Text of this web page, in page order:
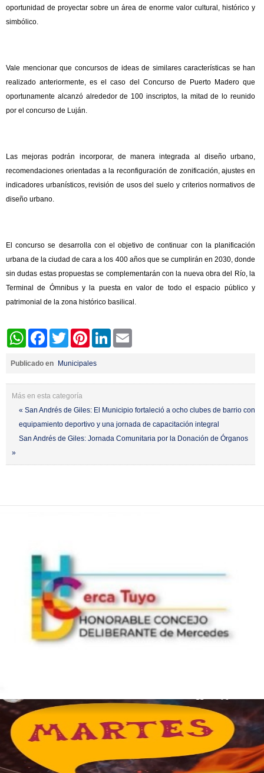
oportunidad de proyectar sobre un área de enorme valor cultural, histórico y
simbólico.
Vale mencionar que concursos de ideas de similares características se han
realizado anteriormente, es el caso del Concurso de Puerto Madero que
oportunamente alcanzó alrededor de 100 inscriptos, la mitad de lo reunido
por el concurso de Luján.
Las mejoras podrán incorporar, de manera integrada al diseño urbano,
recomendaciones orientadas a la reconfiguración de zonificación, ajustes en
indicadores urbanísticos, revisión de usos del suelo y criterios normativos de
diseño urbano.
El concurso se desarrolla con el objetivo de continuar con la planificación
urbana de la ciudad de cara a los 400 años que se cumplirán en 2030, donde
sin dudas estas propuestas se complementarán con la nueva obra del Río, la
Terminal de Ómnibus y la puesta en valor de todo el espacio público y
patrimonial de la zona histórico basilical.
WhatsAppFacebookTwitter PinterestLinkedIn
Publicado en Municipales
Más en esta categoría
« San Andrés de Giles: El Municipio fortaleció a ocho clubes de barrio con
equipamiento deportivo y una jornada de capacitación integral
San Andrés de Giles: Jornada Comunitaria por la Donación de Órganos
»